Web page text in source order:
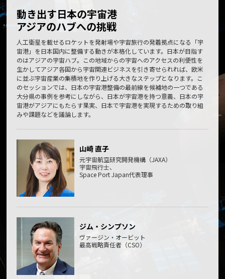
動き出す日本の宇宙港
アジアのハブへの挑戦
人工衛星を載せるロケットを発射場や宇宙旅行の発着拠点になる「宇
宙港」を日本国内に整備する動きが本格化しています。日本が目指す
のはアジアの宇宙ハブ。この地域からの宇宙へのアクセスの利便性を
生かしてアジア各国から宇宙関連ビジネスを引き寄せられれば、欧米
に並ぶ宇宙産業の集積地を作り上げる大きなステップとなります。こ
のセッションでは、日本の宇宙港整備の最前線を候補地の一つである
大分県の事例を参考にしながら、日本が宇宙港を持つ意義、日本の宇
宙港がアジアにもたらす果実、日本で宇宙港を実現するための取り組
みや課題などを議論します。
山崎 直子
元宇宙航空研究開発機構（JAXA）
宇宙飛行士、
Space Port Japan代表理事
ジム・シンプソン
ヴァージン・オービット
最高戦略責任者（CSO）